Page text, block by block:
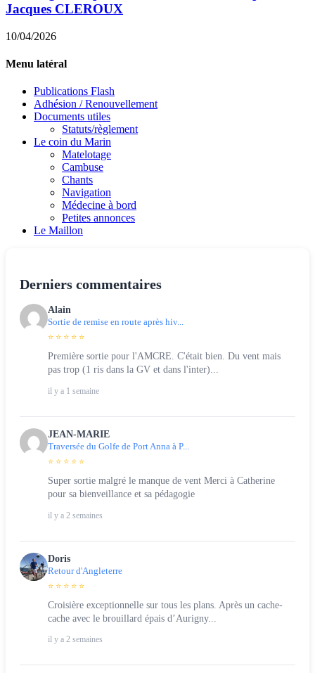
Jacques CLEROUX
10/04/2026
Menu latéral
Publications Flash
Adhésion / Renouvellement
Documents utiles
Statuts/règlement
Le coin du Marin
Matelotage
Cambuse
Chants
Navigation
Médecine à bord
Petites annonces
Le Maillon
Derniers commentaires
Alain
Sortie de remise en route après hiv...
⭐ ⭐ ⭐ ⭐ ⭐
Première sortie pour l'AMCRE. C'était bien. Du vent mais
pas trop (1 ris dans la GV et dans l'inter)...
il y a 1 semaine
JEAN-MARIE
Traversée du Golfe de Port Anna à P...
⭐ ⭐ ⭐ ⭐ ⭐
Super sortie malgré le manque de vent Merci à Catherine
pour sa bienveillance et sa pédagogie
il y a 2 semaines
Doris
Retour d'Angleterre
⭐ ⭐ ⭐ ⭐ ⭐
Croisière exceptionnelle sur tous les plans. Après un cache-
cache avec le brouillard épais d’Aurigny...
il y a 2 semaines